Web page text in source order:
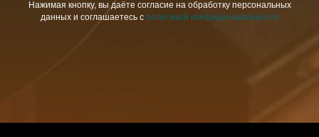
Нажимая кнопку, вы даёте согласие на обработку персональных
данных и соглашаетесь с политикой конфиденциальности